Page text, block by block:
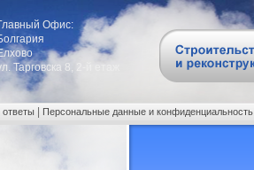
Офис:
Тарговска 8, 2-й етаж
Персональные данные и конфиденциальность